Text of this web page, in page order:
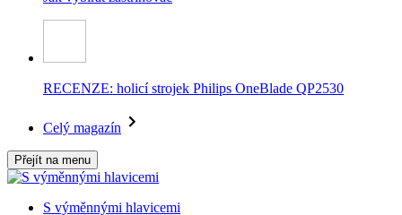
RECENZE: holicí strojek Philips OneBlade QP2530
Celý magazín
Přejít na menu
S výměnnými hlavicemi